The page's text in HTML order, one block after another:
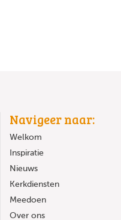
Navigeer naar:
Welkom
Inspiratie
Nieuws
Kerkdiensten
Meedoen
Over ons